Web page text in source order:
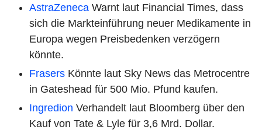
AstraZeneca Warnt laut Financial Times, dass
sich die Markteinführung neuer Medikamente in
Europa wegen Preisbedenken verzögern
könnte.
Frasers Könnte laut Sky News das Metrocentre
in Gateshead für 500 Mio. Pfund kaufen.
Ingredion Verhandelt laut Bloomberg über den
Kauf von Tate & Lyle für 3,6 Mrd. Dollar.